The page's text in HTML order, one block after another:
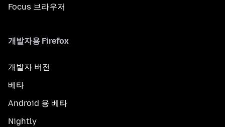
Focus 브라우저
개발자용 Firefox
개발자 버전
베타
Android 용 베타
Nightly